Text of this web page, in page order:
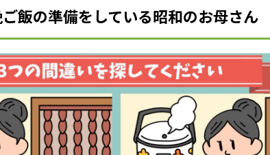
ご飯の準備をしている昭和のお母さん